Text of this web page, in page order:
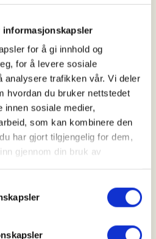
informasjonskapsler
for å gi innhold og
for å levere sosiale
analysere trafikken vår. Vi deler
hvordan du bruker nettstedet
innen sosiale medier,
som kan kombinere den
har gjort tilgjengelig for dem,
gjennom din bruk av
og inntil 2 kandidater pr